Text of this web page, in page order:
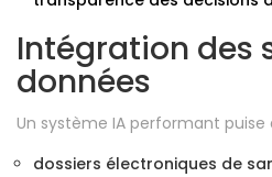
Intégration des
données
Un système IA performant
dossiers électroniques de